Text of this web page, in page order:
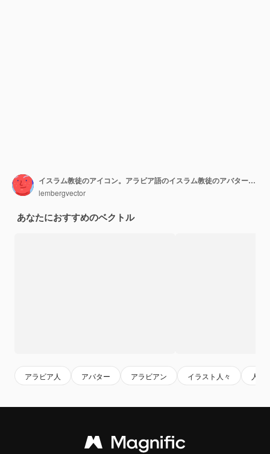
イスラム教徒のアイコン。アラビア語のイスラム教徒のアバターは、男性と女性のイスラム教徒の顔の頭です。
lembergvector
あなたにおすすめのベクトル
アラビア人 アバター アラビアン イラスト人々 人物